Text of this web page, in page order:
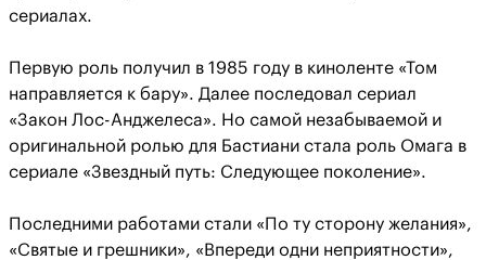
сериалах.
Первую роль получил в 1985 году в киноленте «Том
направляется к бару». Далее последовал сериал
«Закон Лос-Анджелеса». Но самой незабываемой и
оригинальной ролью для Бастиани стала роль Омага в
сериале «Звездный путь: Следующее поколение».
Последними работами стали «По ту сторону желания»,
«Святые и грешники», «Впереди одни неприятности»,